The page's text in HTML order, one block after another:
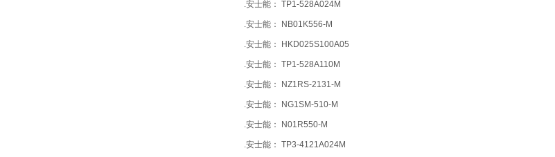
.安士能： TP1-528A024M
.安士能： NB01K556-M
.安士能： HKD025S100A05
.安士能： TP1-528A110M
.安士能： NZ1RS-2131-M
.安士能： NG1SM-510-M
.安士能： N01R550-M
.安士能： TP3-4121A024M